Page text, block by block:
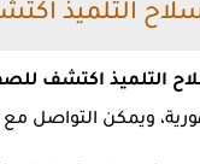
التلميذ اكتشف
اكتشف للصف الثالث
ويمكن التواصل مع